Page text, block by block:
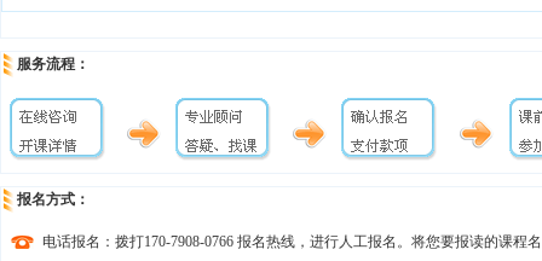
服务流程：
报名方式：
电话报名：拨打170-7908-0766 报名热线，进行人工报名。将您要报读的课程